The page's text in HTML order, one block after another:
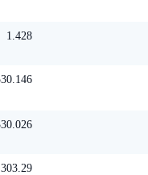
1.428
303.29